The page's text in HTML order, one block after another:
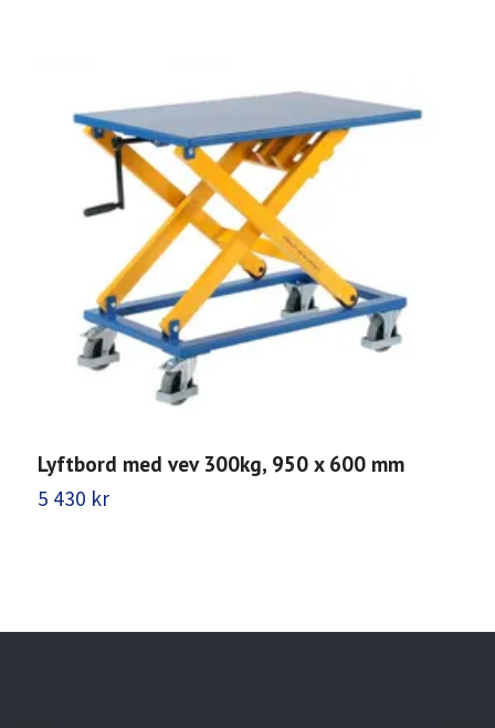
Lyftbord med vev 300kg, 950 x 600 mm
5 430 kr